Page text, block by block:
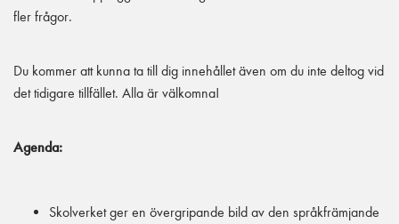
fler frågor.
Du kommer att kunna ta till dig innehållet även om du inte deltog vid
det tidigare tillfället. Alla är välkomna!
Agenda:
Skolverket ger en övergripande bild av den språkfrämjande